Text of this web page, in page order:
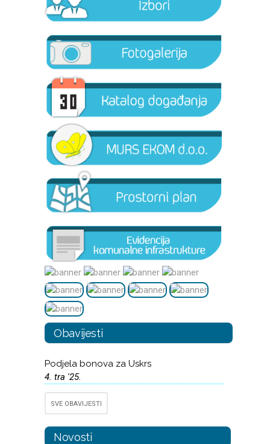
Obavijesti
Podjela bonova za Uskrs
4. tra '25.
SVE OBAVIJESTI
Novosti